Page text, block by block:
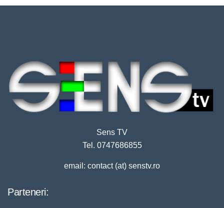
Sens TV
Tel. 0747686855
email: contact (at) senstv.ro
Parteneri: